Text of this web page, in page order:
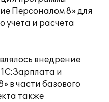
Персоналом 8» для
учета и расчета
внедрение
и
в части базового
также